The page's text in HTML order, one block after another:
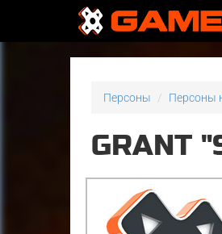
Персоны Персоны
GRANT